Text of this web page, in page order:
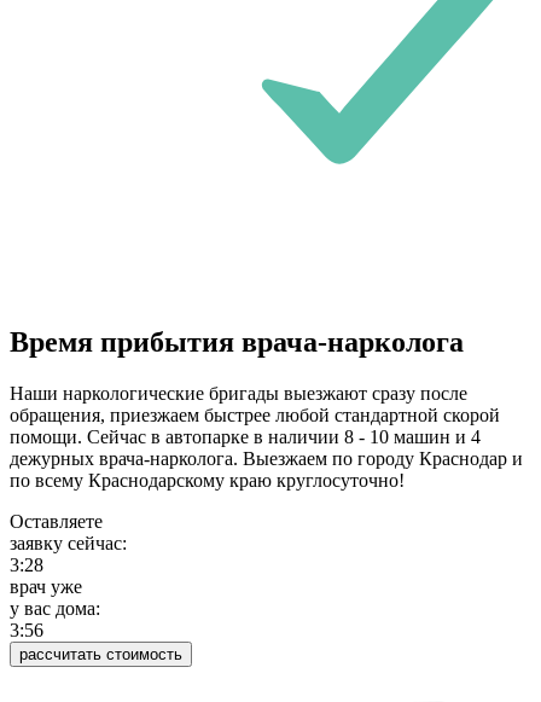
Время прибытия врача-нарколога
Наши наркологические бригады выезжают сразу после
обращения, приезжаем быстрее любой стандартной скорой
помощи. Сейчас в автопарке в наличии 8 - 10 машин и 4
дежурных врача-нарколога. Выезжаем по городу Краснодар и
по всему Краснодарскому краю круглосуточно!
Оставляете
заявку сейчас:
3:28
врач уже
у вас дома:
3:56
рассчитать стоимость